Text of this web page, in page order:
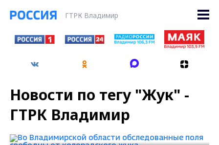
ГТРК Владимир
Новости по тегу "Жук" -
ГТРК Владимир